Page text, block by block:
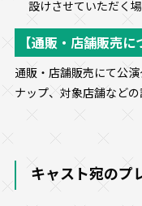
設けさせていただく
【通販・店舗販売に
通販・店舗販売にて公
ナップ、対象店舗など
キャスト宛のプ